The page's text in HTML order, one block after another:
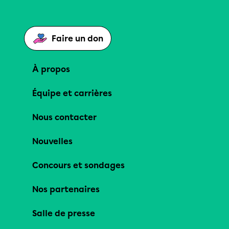
Faire un don
À propos
Équipe et carrières
Nous contacter
Nouvelles
Concours et sondages
Nos partenaires
Salle de presse